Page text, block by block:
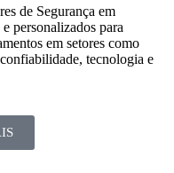
de Segurança em
personalizados para
em setores como
tecnologia e